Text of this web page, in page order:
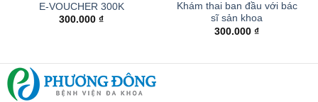
E-VOUCHER 300K
300.000 ₫
Khám thai ban đầu với bác
sĩ sản khoa
300.000 ₫